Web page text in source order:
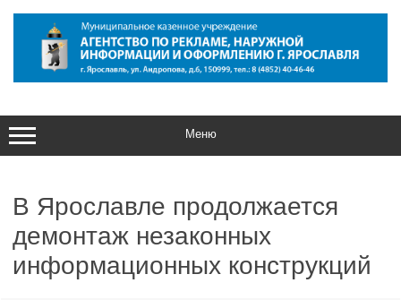
содержимому
Меню
В Ярославле продолжается
демонтаж незаконных
информационных конструкций